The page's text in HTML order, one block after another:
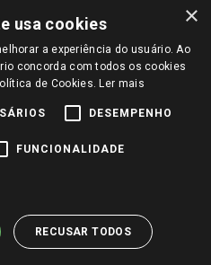
×
usa cookies
a experiência do usuário. Ao
concorda com todos os cookies
de Cookies. Ler mais
DESEMPENHO
FUNCIONALIDADE
RECUSAR TODOS